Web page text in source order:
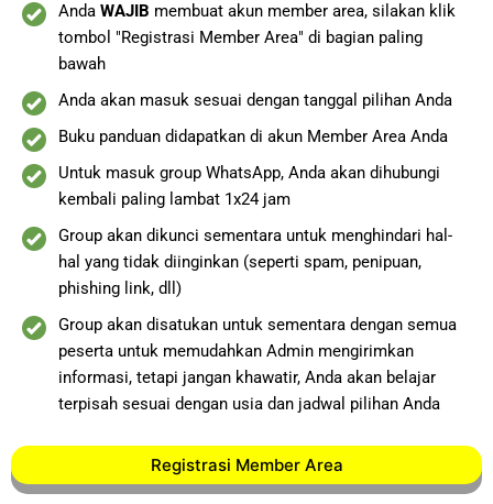
Anda WAJIB membuat akun member area, silakan klik
tombol "Registrasi Member Area" di bagian paling
bawah
Anda akan masuk sesuai dengan tanggal pilihan Anda
Buku panduan didapatkan di akun Member Area Anda
Untuk masuk group WhatsApp, Anda akan dihubungi
kembali paling lambat 1x24 jam
Group akan dikunci sementara untuk menghindari hal-
hal yang tidak diinginkan (seperti spam, penipuan,
phishing link, dll)
Group akan disatukan untuk sementara dengan semua
peserta untuk memudahkan Admin mengirimkan
informasi, tetapi jangan khawatir, Anda akan belajar
terpisah sesuai dengan usia dan jadwal pilihan Anda
Registrasi Member Area